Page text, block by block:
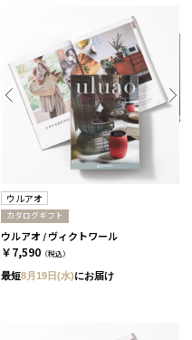
ウルアオ
カタログギフト
ウルアオ / ヴィクトワール
￥7,590 （税込）
最短8月19日(水)にお届け